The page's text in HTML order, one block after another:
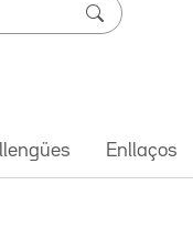
Enllaços